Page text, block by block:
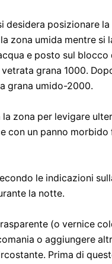
desidera posizionare
zona umida mentre si
e posto sul blocco
grana 1000.
grana umido-2000.
zona per levigare
con un panno morbido
le indicazioni
la notte.
(o vernice
o aggiungere
Prima di